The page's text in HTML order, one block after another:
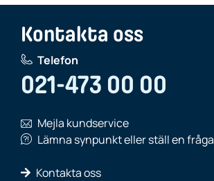
Kontakta oss
Telefon
021-473 00 00
Mejla kundservice
Lämna synpunkt eller ställ en fråga
Kontakta oss